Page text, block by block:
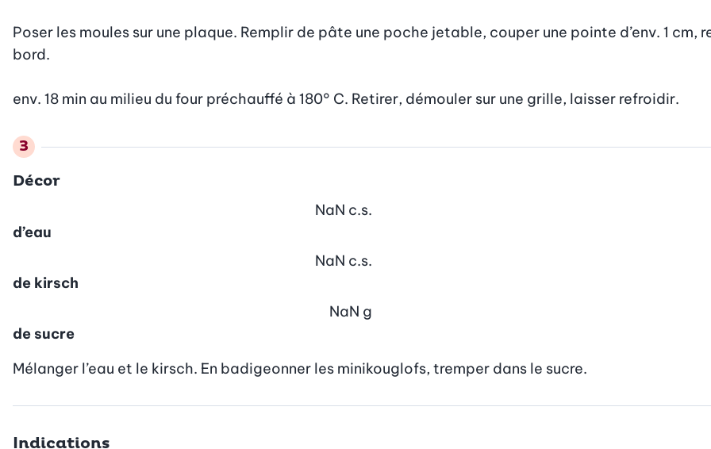
Poser les moules sur une plaque. Remplir de pâte une poche jetable, couper une pointe d’env. 1 cm,
bord.
env. 18 min au milieu du four préchauffé à 180° C. Retirer, démouler sur une grille, laisser refroidir.
Décor
d’eau
NaN c.s.
de kirsch
NaN c.s.
de sucre
NaN g
Mélanger l’eau et le kirsch. En badigeonner les minikouglofs, tremper dans le sucre.
Indications